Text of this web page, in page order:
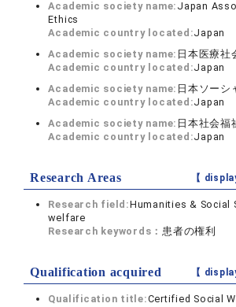
Academic society name: Japan
Ethics
Academic country located:Japan
Academic society name: 日本医療社
Academic country located:Japan
Academic society name: 日本ソーシ
Academic country located:Japan
Academic society name: 日本社会福
Academic country located:Japan
Research Areas 【
Research field:Humanities & Social
welfare
Research keywords：患者の権利
Qualification acquired 【
Qualification title:Certified Social